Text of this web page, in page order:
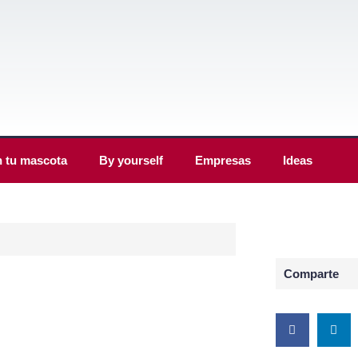
tu mascota By yourself Empresas Ideas
Comparte